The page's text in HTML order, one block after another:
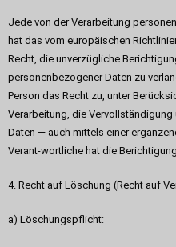
Jede von der Verarbeitung
hat das vom europäischen
Recht, die unverzügliche
personenbezogener Daten zu
Person das Recht zu, unter
Verarbeitung, die
Daten — auch mittels einer
Verant-wortliche hat die
4. Recht auf Löschung (Recht auf
a) Löschungspflicht: